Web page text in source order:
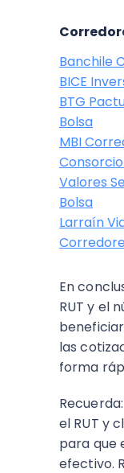
Banchile
BICE
BTG
Bolsa
MBI
Valores
Bolsa
Larraín
En
RUT y el
las
forma
el RUT y
para que
efectivo.